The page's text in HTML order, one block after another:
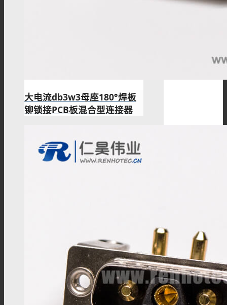
大电流db3w3母座180°焊板
铆锁接PCB板混合型连接器